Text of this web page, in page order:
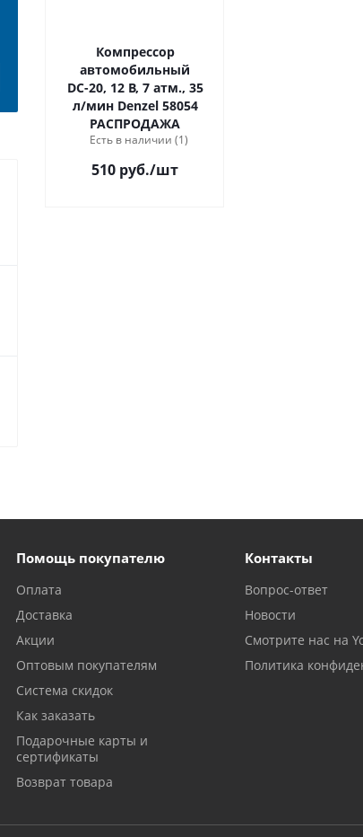
Компрессор
автомобильный
DС-20, 12 В, 7 атм., 35
л/мин Denzel 58054
РАСПРОДАЖА
Есть в наличии (1)
510 руб./шт
Помощь покупателю
Оплата
Доставка
Акции
Оптовым покупателям
Система скидок
Как заказать
Подарочные карты и
сертификаты
Возврат товара
Контакты
Вопрос-ответ
Новости
Смотрите нас на
Политика